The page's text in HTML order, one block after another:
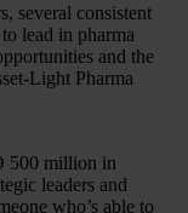
several consistent
lead in pharma
and the
Light Pharma
500 million in
leaders and
who’s able to